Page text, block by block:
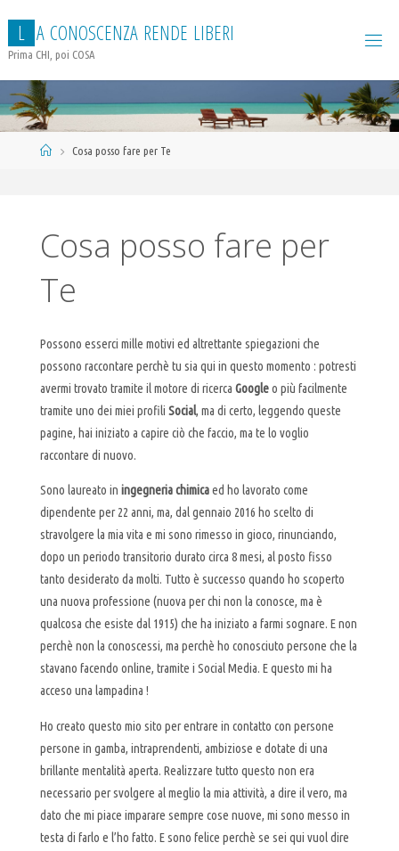
contenuto
L A CONOSCENZA RENDE LIBERI
Prima CHI, poi COSA
HomeCosa posso fare per Te
Cosa posso fare per
Te
Possono esserci mille motivi ed altrettante spiegazioni che
possono raccontare perchè tu sia qui in questo momento : potresti
avermi trovato tramite il motore di ricerca Googleo più facilmente
tramite uno dei miei profili Social, ma di certo, leggendo queste
pagine, hai iniziato a capire ciò che faccio, ma te lo voglio
raccontare di nuovo.
Sono laureato in ingegneria chimicaed ho lavorato come
dipendente per 22 anni, ma, dal gennaio 2016 ho scelto di
stravolgere la mia vita e mi sono rimesso in gioco, rinunciando,
dopo un periodo transitorio durato circa 8 mesi, al posto fisso
tanto desiderato da molti. Tutto è successo quando ho scoperto
una nuova professione (nuova per chi non la conosce, ma è
qualcosa che esiste dal 1915) che ha iniziato a farmi sognare. E non
perchè non la conoscessi, ma perchè ho conosciuto persone che la
stavano facendo online, tramite i Social Media. E questo mi ha
acceso una lampadina !
Ho creato questo mio sito per entrare in contatto con persone
persone in gamba, intraprendenti, ambiziose e dotate di una
brillante mentalità aperta. Realizzare tutto questo non era
necessario per svolgere al meglio la mia attività, a dire il vero, ma
dato che mi piace imparare sempre cose nuove, mi sono messo in
testa di farlo e l’ho fatto. E sono felice perchè se sei qui vuol dire